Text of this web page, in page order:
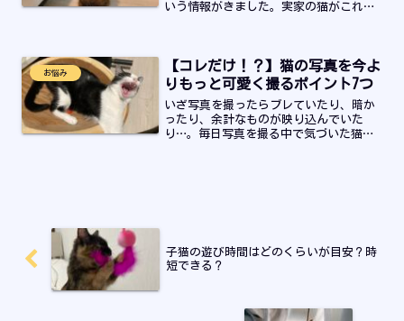
いう情報がきました。実家の猫がこれが
お悩み
【コレだけ！？】猫の写真を今よ
りもっと可愛く撮るポイント7つ
いざ写真を撮ったらブレていたり、暗か
ったり、余計なものが映り込んでいた
り…。毎日写真を撮る中で気づいた猫の
子猫の遊び時間はどのくらいが目安？時
短できる？